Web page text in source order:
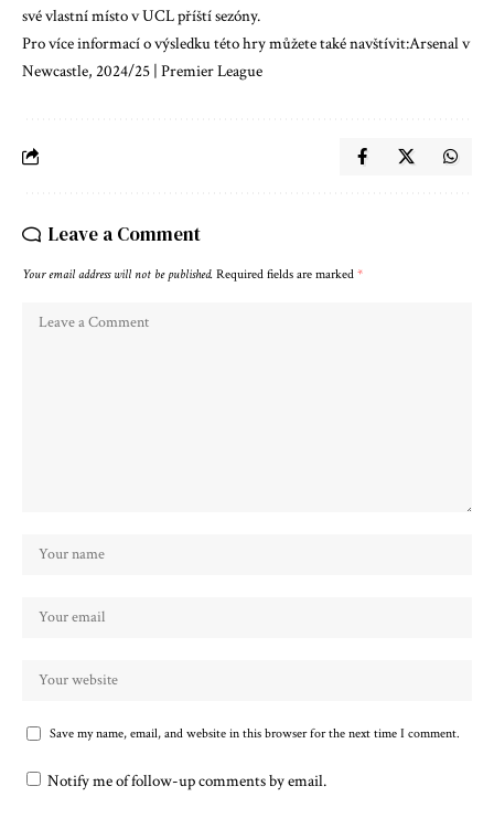
své vlastní místo v UCL příští sezóny.
Pro více informací o výsledku této hry můžete také navštívit:Arsenal v
Newcastle, 2024/25 | Premier League
Leave a Comment
Your email address will not be published. Required fields are marked *
Save my name, email, and website in this browser for the next time I comment.
Notify me of follow-up comments by email.